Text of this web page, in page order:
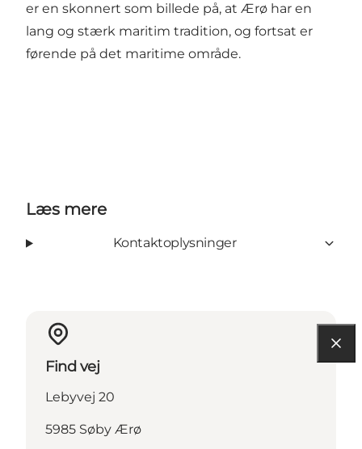
er en skonnert som billede på, at Ærø har en
lang og stærk maritim tradition, og fortsat er
førende på det maritime område.
Læs mere
Kontaktoplysninger
Find vej
Lebyvej 20
5985 Søby Ærø